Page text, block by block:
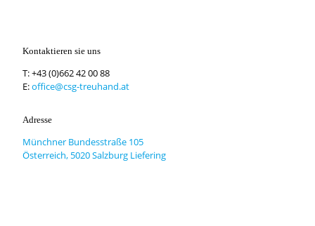
Kontaktieren sie uns
T:+43 (0)662 42 00 88
E:office@csg-treuhand.at
Adresse
Münchner Bundesstraße 105
Österreich, 5020 Salzburg Liefering